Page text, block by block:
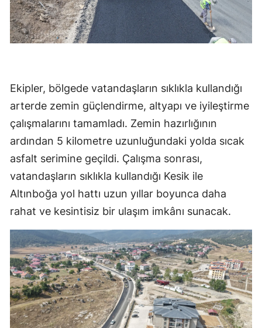
Ekipler, bölgede vatandaşların sıklıkla kullandığı
arterde zemin güçlendirme, altyapı ve iyileştirme
çalışmalarını tamamladı. Zemin hazırlığının
ardından 5 kilometre uzunluğundaki yolda sıcak
asfalt serimine geçildi. Çalışma sonrası,
vatandaşların sıklıkla kullandığı Kesik ile
Altınboğa yol hattı uzun yıllar boyunca daha
rahat ve kesintisiz bir ulaşım imkânı sunacak.